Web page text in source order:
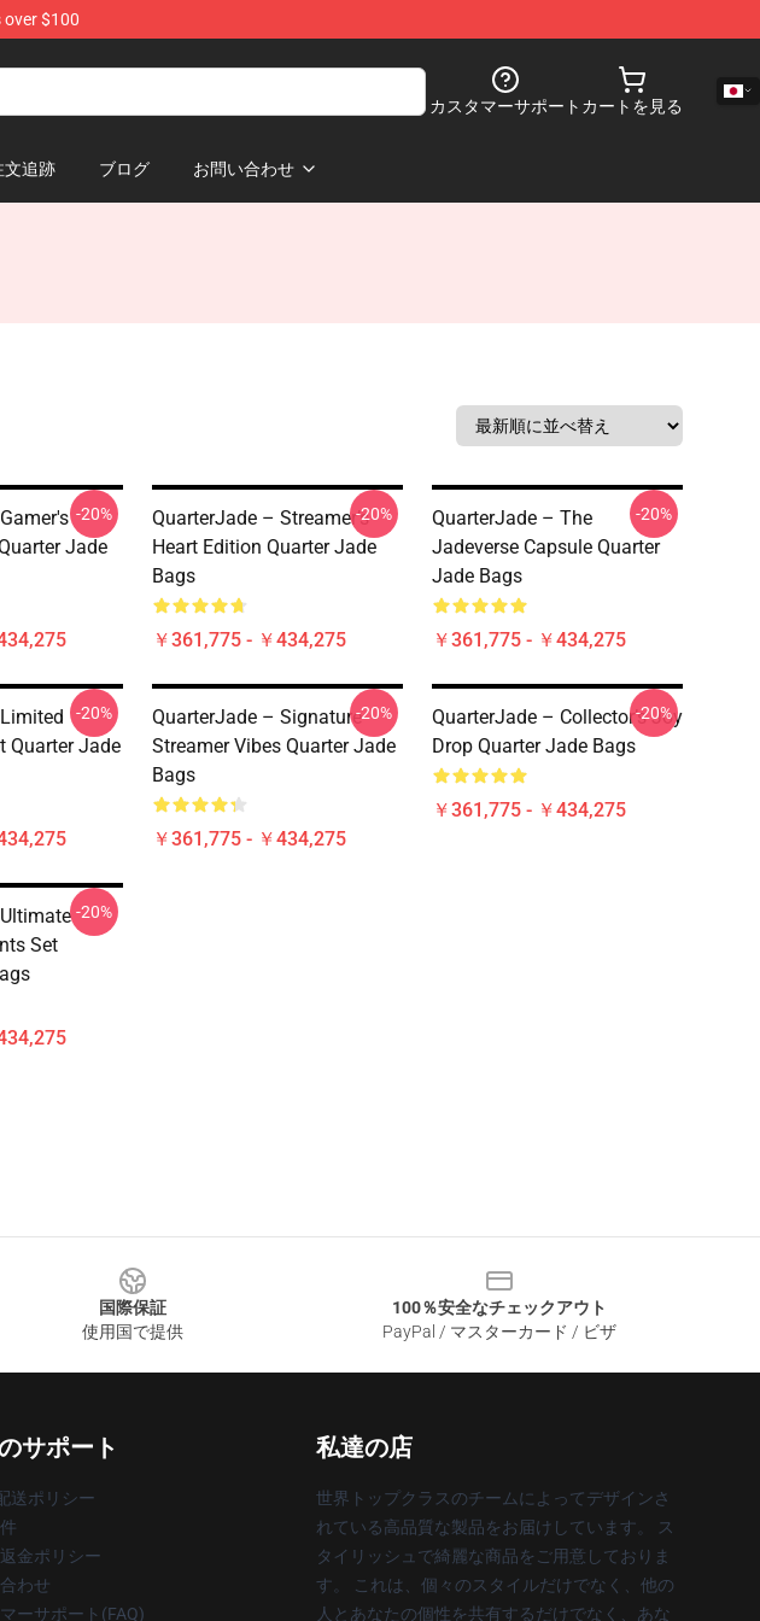
$100
カスタマーサポート カートを見る
文追跡 ブログ お問い合わせ
Jade
-20%
QuarterJade – Streamer’s
Heart Edition Quarter Jade
Bags
￥361,775 - ￥434,275
-20%
QuarterJade – The
Jadeverse Capsule Quarter
Jade Bags
￥361,775 - ￥434,275
-20%
Quarter Jade
-20%
QuarterJade – Signature
Streamer Vibes Quarter Jade
Bags
￥361,775 - ￥434,275
-20%
QuarterJade – Collector’s Joy
Drop Quarter Jade Bags
￥361,775 - ￥434,275
-20%
Set
-20%
国際保証
使用国で提供
100％安全なチェックアウト
PayPal / マスターカード / ビザ
サポート
送ポリシー
金ポリシー
わせ
ーサポート(FAQ)
私達の店
世界トップクラスのチームによってデザインさ
れている高品質な製品をお届けしています。 ス
タイリッシュで綺麗な商品をご用意しておりま
す。 これは、個々のスタイルだけでなく、他の
人とあなたの個性を共有するだけでなく、あな